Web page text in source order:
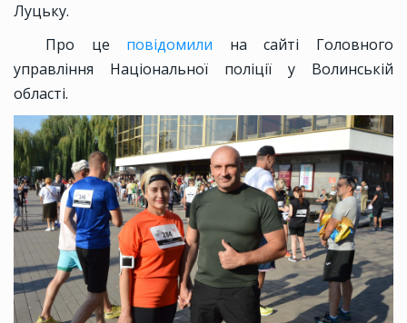
Луцьку.
Про це повідомили на сайті Головного
управління Національної поліції у Волинській
області.